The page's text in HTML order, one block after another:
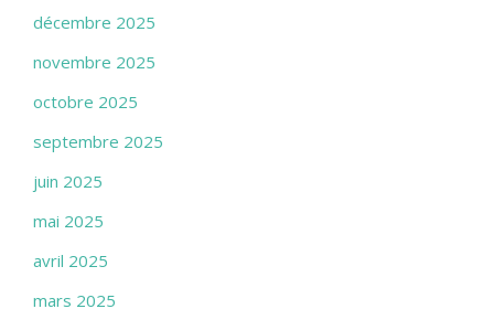
décembre 2025
novembre 2025
octobre 2025
septembre 2025
juin 2025
mai 2025
avril 2025
mars 2025